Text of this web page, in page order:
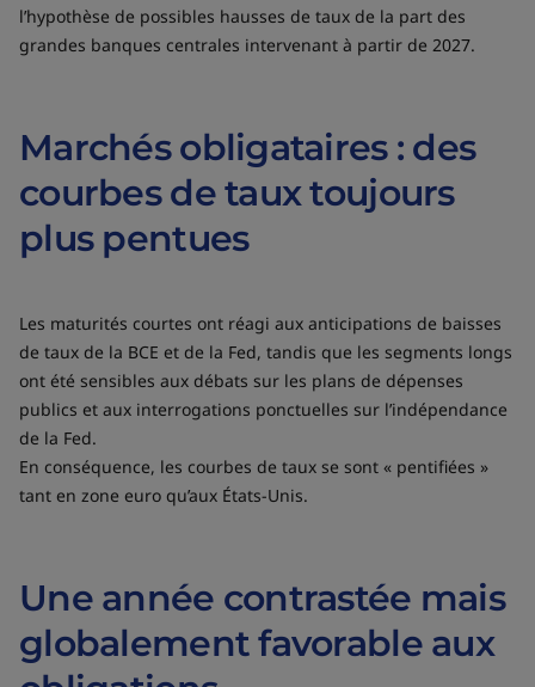
l’hypothèse de possibles hausses de taux de la part des
grandes banques centrales intervenant à partir de 2027.
Marchés obligataires : des
courbes de taux toujours
plus pentues
Les maturités courtes ont réagi aux anticipations de baisses
de taux de la BCE et de la Fed, tandis que les segments longs
ont été sensibles aux débats sur les plans de dépenses
publics et aux interrogations ponctuelles sur l’indépendance
de la Fed.
En conséquence, les courbes de taux se sont « pentifiées »
tant en zone euro qu’aux États-Unis.
Une année contrastée mais
globalement favorable aux